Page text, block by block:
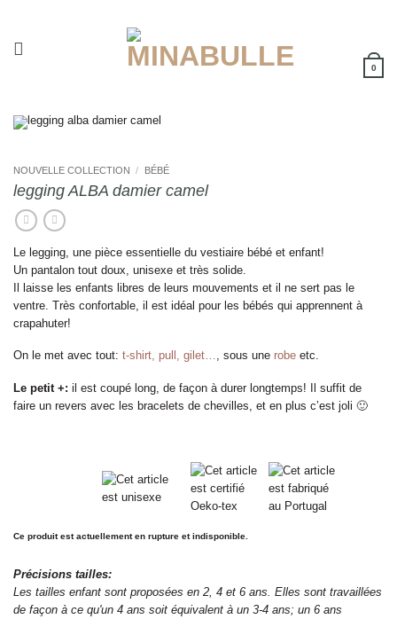
contenu
0
NOUVELLE COLLECTION / BÉBÉ
legging ALBA damier camel
Le legging, une pièce essentielle du vestiaire bébé et enfant!
Un pantalon tout doux, unisexe et très solide.
Il laisse les enfants libres de leurs mouvements et il ne sert pas le
ventre. Très confortable, il est idéal pour les bébés qui apprennent à
crapahuter!
On le met avec tout: t-shirt, pull, gilet…, sous une robe etc.
Le petit +: il est coupé long, de façon à durer longtemps! Il suffit de
faire un revers avec les bracelets de chevilles, et en plus c’est joli 🙂
Ce produit est actuellement en rupture et indisponible.
Précisions tailles:
Les tailles enfant sont proposées en 2, 4 et 6 ans. Elles sont travaillées
de façon à ce qu'un 4 ans soit équivalent à un 3-4 ans; un 6 ans